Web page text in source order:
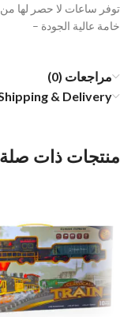
توفر ساعات لا حصر لها من
خامة عالية الجودة –
مراجعات (0)
& Delivery
منتجات ذات صلة